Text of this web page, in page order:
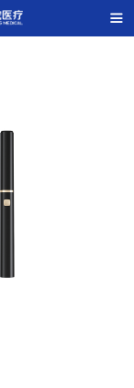
끀